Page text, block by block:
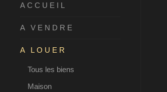
ACCUEIL
A VENDRE
A LOUER
Tous les biens
Maison